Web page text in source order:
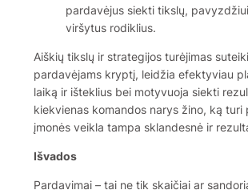
pardavėjus siekti tikslų,
viršytus rodiklius.
Aiškių tikslų ir strategijos turėjimas
pardavėjams kryptį, leidžia efektyviau
laiką ir išteklius bei motyvuoja siekti
kiekvienas komandos narys žino, ką turi
įmonės veikla tampa sklandesnė ir
Išvados
Pardavimai – tai ne tik skaičiai ar